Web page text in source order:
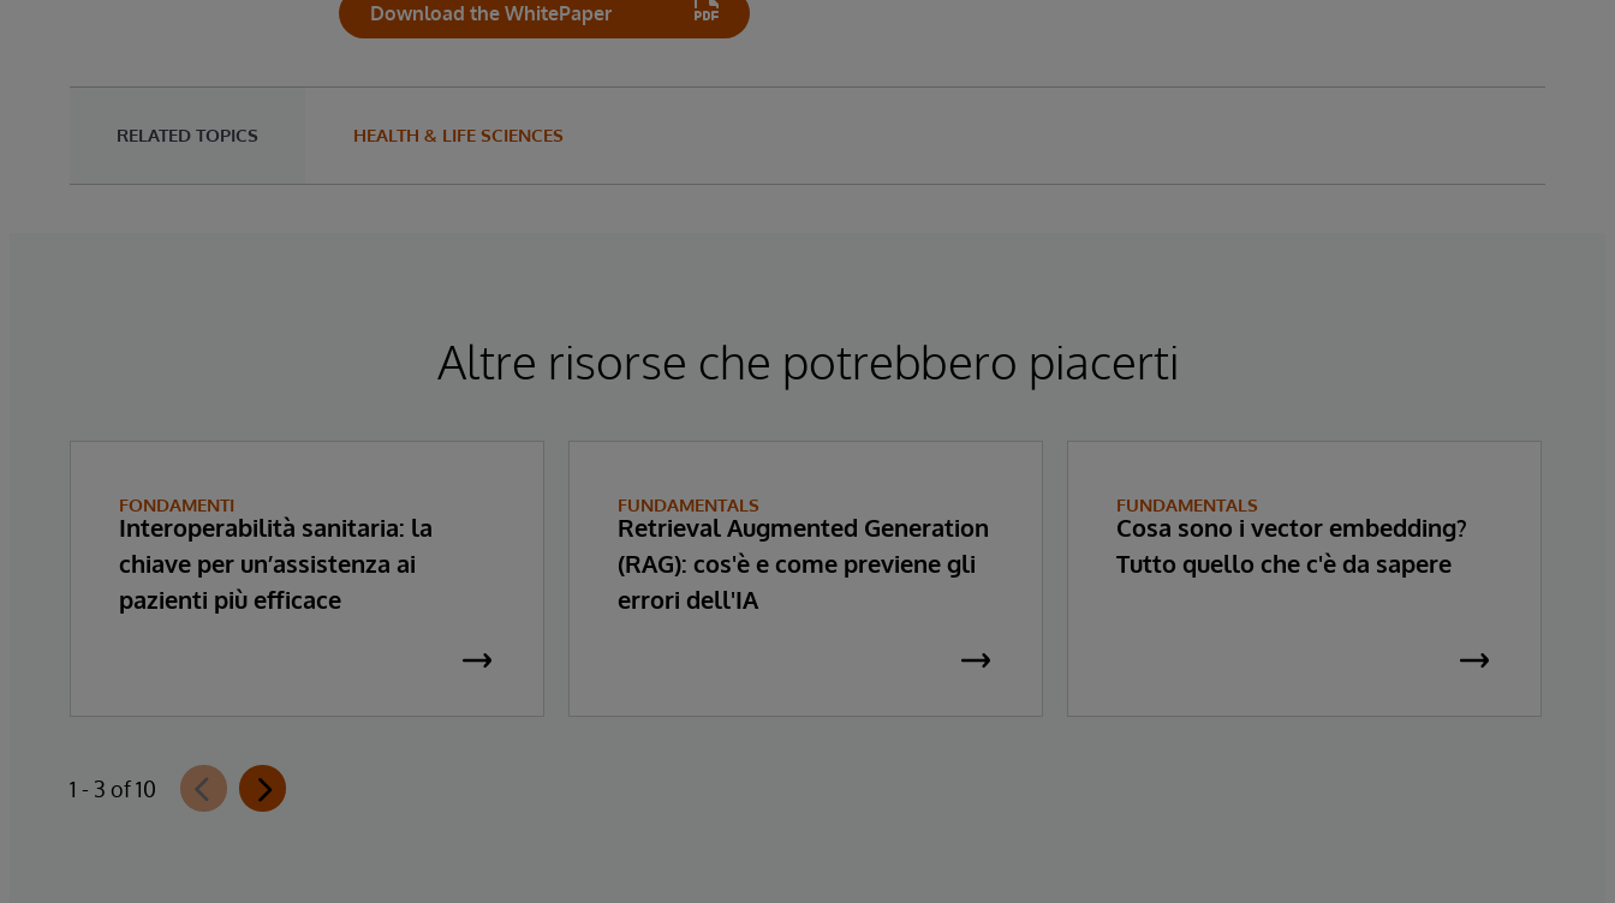
Download the WhitePaper
RELATED TOPICS HEALTH & LIFE SCIENCES
Altre risorse che potrebbero piacerti
FONDAMENTI
Interoperabilità sanitaria: la
chiave per un’assistenza ai
pazienti più efficace
FUNDAMENTALS
Retrieval Augmented Generation
(RAG): cos'è e come previene gli
errori dell'IA
FUNDAMENTALS
Cosa sono i vector embedding?
Tutto quello che c'è da sapere
1 - 3 of 10